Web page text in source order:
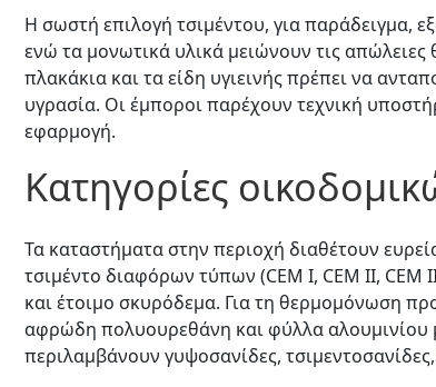
Η σωστή επιλογή τσιμέντου, για παράδειγμα,
ενώ τα μονωτικά υλικά μειώνουν τις
πλακάκια και τα είδη υγιεινής πρέπει να
υγρασία. Οι έμποροι παρέχουν τεχνική
εφαρμογή.
Κατηγορίες
Τα καταστήματα στην περιοχή διαθέτουν
τσιμέντο διαφόρων τύπων (CEM I, CEM II,
και έτοιμο σκυρόδεμα. Για τη θερμομόνωση
αφρώδη πολυουρεθάνη και φύλλα
περιλαμβάνουν γυψοσανίδες,